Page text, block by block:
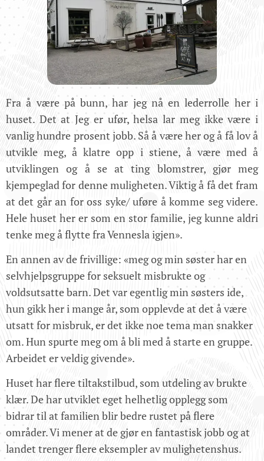
Fra å være på bunn, har jeg nå en lederrolle her i
huset. Det at Jeg er ufør, helsa lar meg ikke være i
vanlig hundre prosent jobb. Så å være her og å få lov å
utvikle meg, å klatre opp i stiene, å være med å
utviklingen og å se at ting blomstrer, gjør meg
kjempeglad for denne muligheten. Viktig å få det fram
at det går an for oss syke/ uføre å komme seg videre.
Hele huset her er som en stor familie, jeg kunne aldri
tenke meg å flytte fra Vennesla igjen».
En annen av de frivillige: «meg og min søster har en
selvhjelpsgruppe for seksuelt misbrukte og
voldsutsatte barn. Det var egentlig min søsters ide,
hun gikk her i mange år, som opplevde at det å være
utsatt for misbruk, er det ikke noe tema man snakker
om. Hun spurte meg om å bli med å starte en gruppe.
Arbeidet er veldig givende».
Huset har flere tiltakstilbud, som utdeling av brukte
klær. De har utviklet eget helhetlig opplegg som
bidrar til at familien blir bedre rustet på flere
områder. Vi mener at de gjør en fantastisk jobb og at
landet trenger flere eksempler av mulighetenshus.